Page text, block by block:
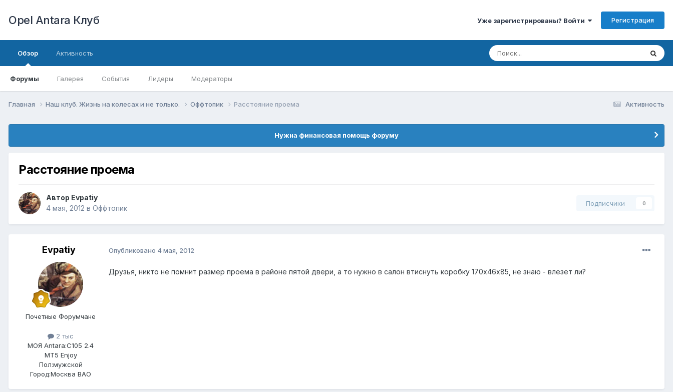
Opel Antara Клуб Уже зарегистрированы? Войти Регистрация
Обзор
Форумы Галерея События Лидеры Модераторы
Активность
Активность
Главная Наш клуб. Жизнь на колесах и не только. Оффтопик Расстояние проема
Нужна финансовая помощь форуму
Расстояние проема
Автор Evpatiy
4 мая, 2012 в Оффтопик
Подписчики 0
Evpatiy
Почетные Форумчане
2 тыс
МОЯ Antara:C105 2.4
MT5 Enjoy
Пол:мужской
Город:Москва ВАО
Опубликовано 4 мая, 2012
Друзья, никто не помнит размер проема в районе пятой двери, а то нужно в салон втиснуть коробку 170х46х85, не знаю - влезет ли?